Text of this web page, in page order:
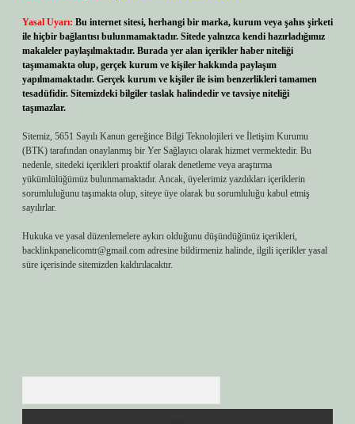
Yasal Uyarı: Bu internet sitesi, herhangi bir marka, kurum veya şahıs şirketi
ile hiçbir bağlantısı bulunmamaktadır. Sitede yalnızca kendi hazırladığımız
makaleler paylaşılmaktadır. Burada yer alan içerikler haber niteliği
taşımamakta olup, gerçek kurum ve kişiler hakkında paylaşım
yapılmamaktadır. Gerçek kurum ve kişiler ile isim benzerlikleri tamamen
tesadüfidir. Sitemizdeki bilgiler taslak halindedir ve tavsiye niteliği
taşımazlar.
Sitemiz, 5651 Sayılı Kanun gereğince Bilgi Teknolojileri ve İletişim Kurumu
(BTK) tarafından onaylanmış bir Yer Sağlayıcı olarak hizmet vermektedir. Bu
nedenle, sitedeki içerikleri proaktif olarak denetleme veya araştırma
yükümlülüğümüz bulunmamaktadır. Ancak, üyelerimiz yazdıkları içeriklerin
sorumluluğunu taşımakta olup, siteye üye olarak bu sorumluluğu kabul etmiş
sayılırlar.
Hukuka ve yasal düzenlemelere aykırı olduğunu düşündüğünüz içerikleri,
backlinkpanelicomtr@gmail.com adresine bildirmeniz halinde, ilgili içerikler yasal
süre içerisinde sitemizden kaldırılacaktır.